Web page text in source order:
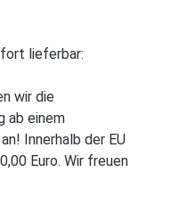
lieferbar:
wir die
ab einem
Innerhalb der EU
Euro. Wir freuen